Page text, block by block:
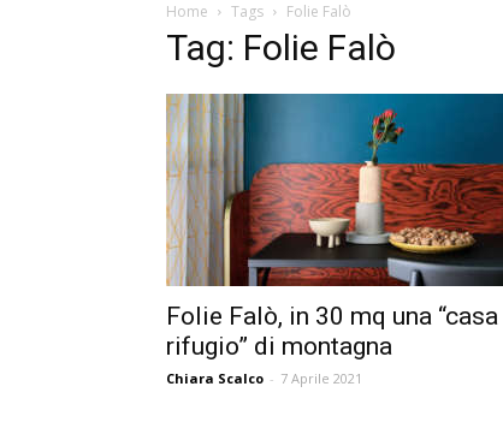
Home Tags Folie Falò
Tag: Folie Falò
Folie Falò, in 30 mq una “casa
rifugio” di montagna
Chiara Scalco - 7 Aprile 2021